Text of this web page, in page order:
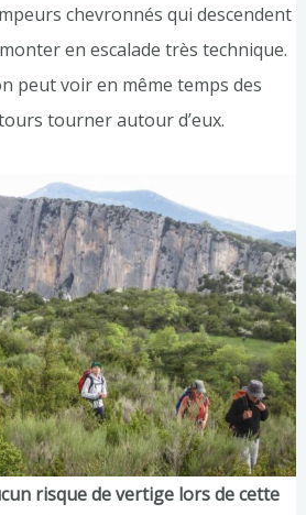
chevronnés qui descendent
en escalade très technique.
peut voir en même temps des
tourner autour d’eux.
risque de vertige lors de cette